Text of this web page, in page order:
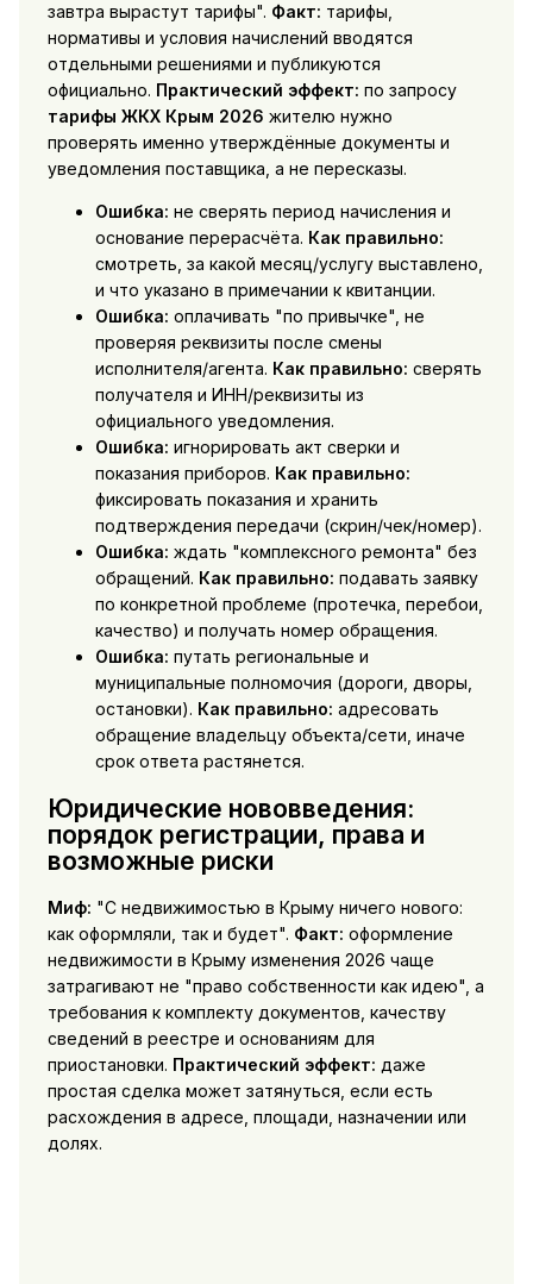
завтра вырастут тарифы". Факт: тарифы,
нормативы и условия начислений вводятся
отдельными решениями и публикуются
официально. Практический эффект: по запросу
тарифы ЖКХ Крым 2026 жителю нужно
проверять именно утверждённые документы и
уведомления поставщика, а не пересказы.
Ошибка: не сверять период начисления и
основание перерасчёта. Как правильно:
смотреть, за какой месяц/услугу выставлено,
и что указано в примечании к квитанции.
Ошибка: оплачивать "по привычке", не
проверяя реквизиты после смены
исполнителя/агента. Как правильно: сверять
получателя и ИНН/реквизиты из
официального уведомления.
Ошибка: игнорировать акт сверки и
показания приборов. Как правильно:
фиксировать показания и хранить
подтверждения передачи (скрин/чек/номер).
Ошибка: ждать "комплексного ремонта" без
обращений. Как правильно: подавать заявку
по конкретной проблеме (протечка, перебои,
качество) и получать номер обращения.
Ошибка: путать региональные и
муниципальные полномочия (дороги, дворы,
остановки). Как правильно: адресовать
обращение владельцу объекта/сети, иначе
срок ответа растянется.
Юридические нововведения:
порядок регистрации, права и
возможные риски
Миф: "С недвижимостью в Крыму ничего нового:
как оформляли, так и будет". Факт: оформление
недвижимости в Крыму изменения 2026 чаще
затрагивают не "право собственности как идею", а
требования к комплекту документов, качеству
сведений в реестре и основаниям для
приостановки. Практический эффект: даже
простая сделка может затянуться, если есть
расхождения в адресе, площади, назначении или
долях.